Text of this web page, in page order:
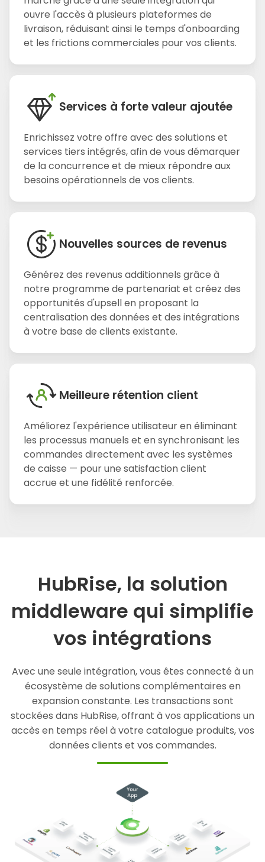
ouvre l'accès à plusieurs plateformes de
livraison, réduisant ainsi le temps d'onboarding
et les frictions commerciales pour vos clients.
Services à forte valeur ajoutée
Enrichissez votre offre avec des solutions et
services tiers intégrés, afin de vous démarquer
de la concurrence et de mieux répondre aux
besoins opérationnels de vos clients.
Nouvelles sources de revenus
Générez des revenus additionnels grâce à
notre programme de partenariat et créez des
opportunités d'upsell en proposant la
centralisation des données et des intégrations
à votre base de clients existante.
Meilleure rétention client
Améliorez l'expérience utilisateur en éliminant
les processus manuels et en synchronisant les
commandes directement avec les systèmes
de caisse — pour une satisfaction client
accrue et une fidélité renforcée.
HubRise, la solution
middleware qui simplifie
vos intégrations
Avec une seule intégration, vous êtes connecté à un
écosystème de solutions complémentaires en
expansion constante. Les transactions sont
stockées dans HubRise, offrant à vos applications un
accès en temps réel à votre catalogue produits, vos
données clients et vos commandes.